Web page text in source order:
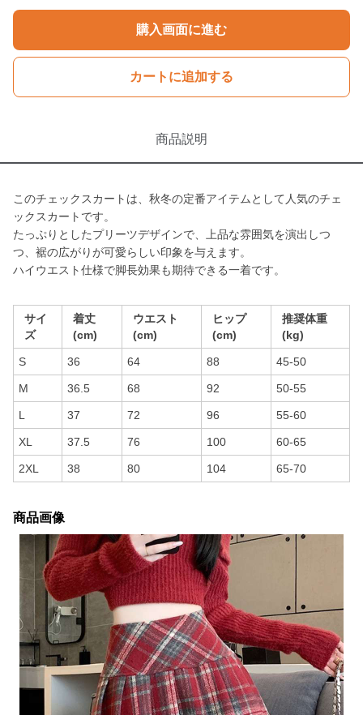
購入画面に進む
カートに追加する
商品説明
このチェックスカートは、秋冬の定番アイテムとして人気のチェ
ックスカートです。
たっぷりとしたプリーツデザインで、上品な雰囲気を演出しつ
つ、裾の広がりが可愛らしい印象を与えます。
ハイウエスト仕様で脚長効果も期待できる一着です。
サイ
ズ
着丈
(cm)
ウエスト
(cm)
ヒップ
(cm)
推奨体重
(kg)
S 36 64 88 45-50
M 36.5 68 92 50-55
L 37 72 96 55-60
XL 37.5 76 100 60-65
2XL 38 80 104 65-70
商品画像